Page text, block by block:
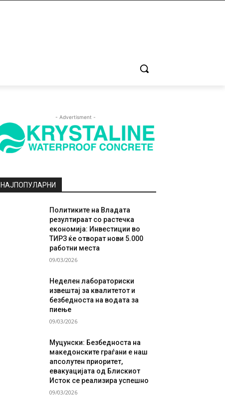
- Advertisment -
НАЈПОПУЛАРНИ
Политиките на Владата
резултираат со растечка
економија: Инвестиции во
ТИРЗ ќе отворат нови 5.000
работни места
09/03/2026
Неделен лабораториски
извештај за квалитетот и
безбедноста на водата за
пиење
09/03/2026
Муцунски: Безбедноста на
македонските граѓани е наш
апсолутен приоритет,
евакуацијата од Блискиот
Исток се реализира успешно
09/03/2026